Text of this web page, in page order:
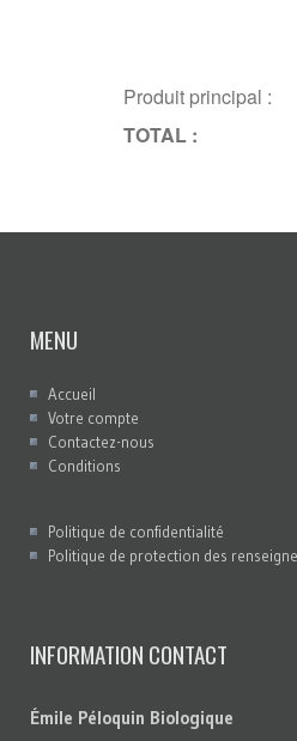
Produit principal :
TOTAL :
MENU
Accueil
Votre compte
Contactez-nous
Conditions
Politique de confidentialité
Politique de protection des
INFORMATION CONTACT
Émile Péloquin Biologique